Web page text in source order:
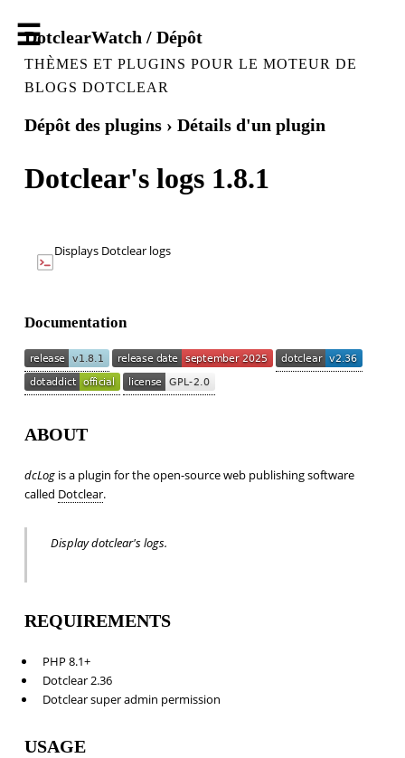
DotclearWatch / Dépôt
THÈMES ET PLUGINS POUR LE MOTEUR DE
BLOGS DOTCLEAR
Dépôt des plugins› Détails d'un plugin
Dotclear's logs 1.8.1
Displays Dotclear logs
Documentation
ABOUT
dcLogis a plugin for the open-source web publishing software
called Dotclear.
Display dotclear's logs.
REQUIREMENTS
PHP 8.1+
Dotclear 2.36
Dotclear super admin permission
USAGE